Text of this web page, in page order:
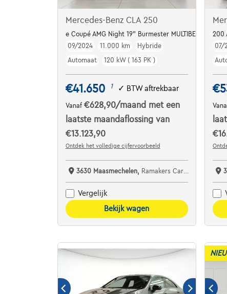
Mercedes-Benz CLA 250
e Coupé AMG Night 19" Burmester MULTIBEAM-LED
09/2024
11.000 km
Hybride
Automaat
120 kW ( 163 PK )
€41.650 1 ✓ BTW aftrekbaar
Vanaf €628,90/maand met een
laatste maandaflossing van
€13.123,90
Ontdek het volledige cijfervoorbeeld
3630 Maasmechelen, Ramakers Car Center
Vergelijk
Bekijk wagen
200
07/